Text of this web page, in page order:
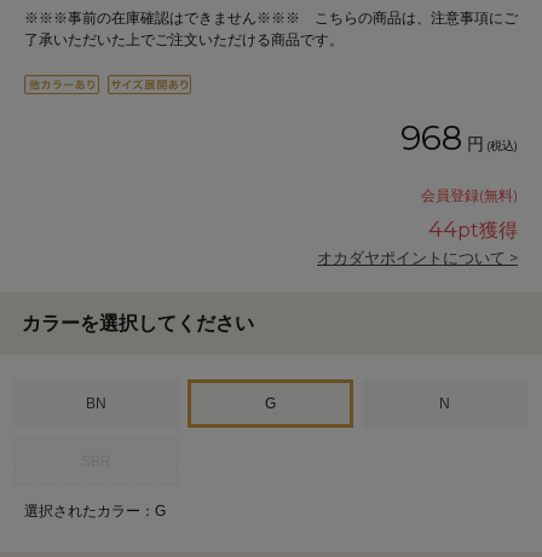
※※※事前の在庫確認はできません※※※ こちらの商品は、注意事項にご
了承いただいた上でご注文いただける商品です。
968 円 (税込)
会員登録(無料)
44pt獲得
オカダヤポイントについて >
カラーを選択してください
BN G N
選択されたカラー：G